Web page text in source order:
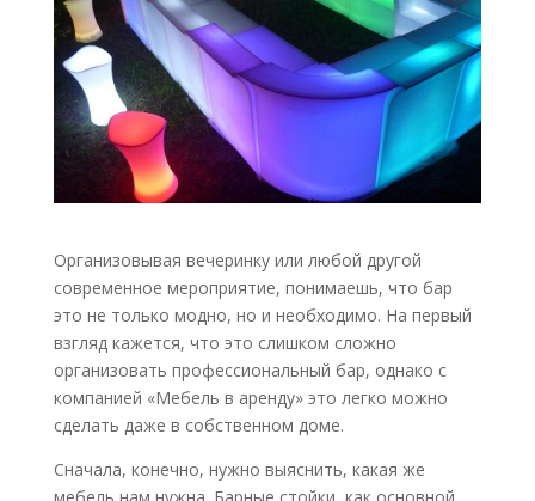
Организовывая вечеринку или любой другой
современное мероприятие, понимаешь, что бар
это не только модно, но и необходимо. На первый
взгляд кажется, что это слишком сложно
организовать профессиональный бар, однако с
компанией «Мебель в аренду» это легко можно
сделать даже в собственном доме.
Сначала, конечно, нужно выяснить, какая же